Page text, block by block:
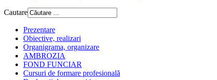
Cautare
Prezentare
Obiective, realizari
Organigrama, organizare
AMBROZIA
FOND FUNCIAR
Cursuri de formare profesională